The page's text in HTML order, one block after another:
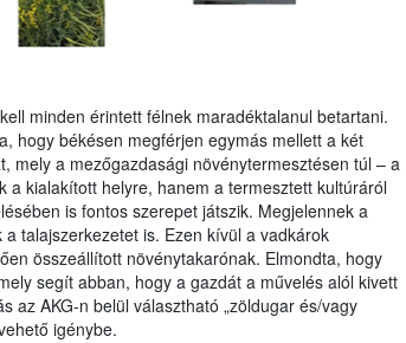
minden érintett félnek maradéktalanul betartani.
hogy békésen megférjen egymás mellett a két
mely a mezőgazdasági növénytermesztésen túl – a
kialakított helyre, hanem a termesztett kultúráról
is fontos szerepet játszik. Megjelennek a
talajszerkezetet is. Ezen kívül a vadkárok
összeállított növénytakarónak. Elmondta, hogy
segít abban, hogy a gazdát a művelés alól kivett
az AKG-n belül választható „zöldugar és/vagy
igénybe.